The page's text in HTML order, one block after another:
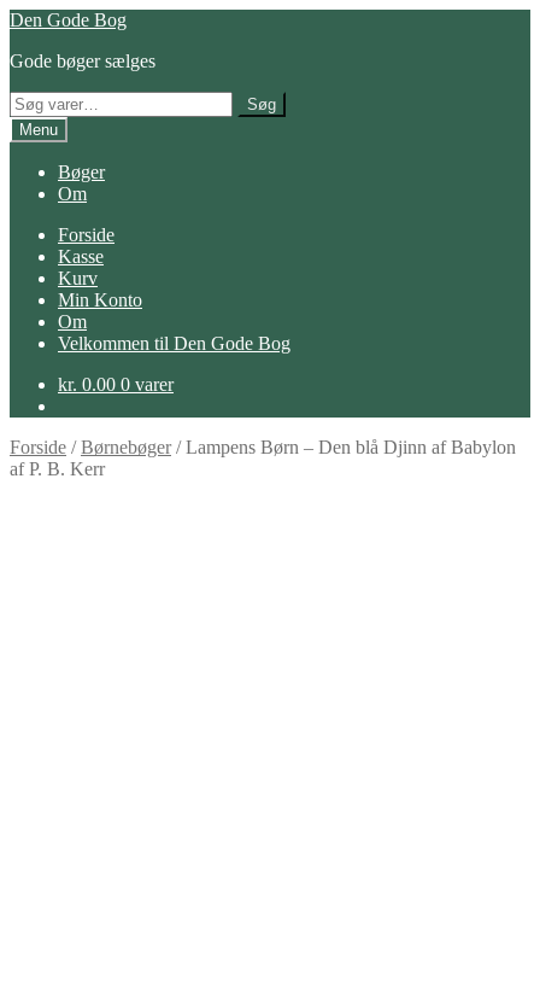
Spring
navigation
Spring
indhold
Den Gode Bog
Gode bøger sælges
Søg
efter:
Søg
Menu
Bøger
Om
Forside
Kasse
Kurv
Min Konto
Om
Velkommen til Den Gode Bog
kr. 0.00 0 varer
Forside /Børnebøger/Lampens Børn – Den blå Djinn af Babylon
af P. B. Kerr